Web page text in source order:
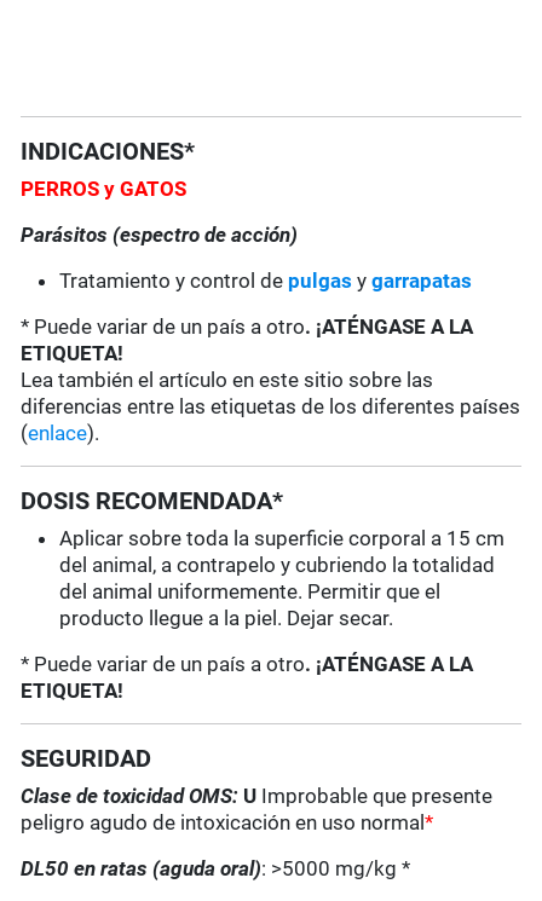
INDICACIONES*
PERROS y GATOS
Parásitos (espectro de acción)
Tratamiento y control de pulgas ygarrapatas
* Puede variar de un país a otro. ¡ATÉNGASE A LA
ETIQUETA!
Lea también el artículo en este sitio sobre las
diferencias entre las etiquetas de los diferentes países
(enlace).
DOSIS RECOMENDADA*
Aplicar sobre toda la superficie corporal a 15 cm
del animal, a contrapelo y cubriendo la totalidad
del animal uniformemente. Permitir que el
producto llegue a la piel. Dejar secar.
* Puede variar de un país a otro. ¡ATÉNGASE A LA
ETIQUETA!
SEGURIDAD
Clase de toxicidad OMS: U Improbable que presente
peligro agudo de intoxicación en uso normal*
DL50 en ratas (aguda oral): >5000 mg/kg *